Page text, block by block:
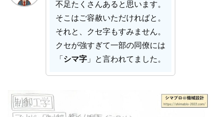
不足たくさんあると思います。
そこはご容赦いただければと。
それと、クセ字もすみません。
クセが強すぎて一部の同僚には
「 シマ字」と言われてました。